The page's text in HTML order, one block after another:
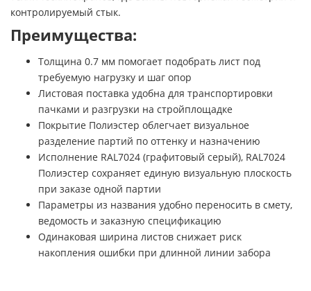
контролируемый стык.
Преимущества:
Толщина 0.7 мм помогает подобрать лист под
требуемую нагрузку и шаг опор
Листовая поставка удобна для транспортировки
пачками и разгрузки на стройплощадке
Покрытие Полиэстер облегчает визуальное
разделение партий по оттенку и назначению
Исполнение RAL7024 (графитовый серый), RAL7024
Полиэстер сохраняет единую визуальную плоскость
при заказе одной партии
Параметры из названия удобно переносить в смету,
ведомость и заказную спецификацию
Одинаковая ширина листов снижает риск
накопления ошибки при длинной линии забора